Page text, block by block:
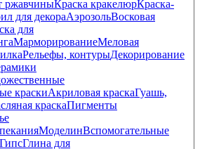
ржавчиныКраска кракелюрКраска-
для декораАэрозольВосковая
для
МарморированиеМеловая
Рельефы, контурыДекорирование
краскиАкриловая краскаГуашь,
краскаПигменты
МоделинВспомогательные
ГипсГлина для